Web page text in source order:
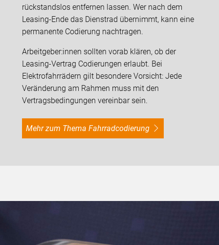
rückstandslos entfernen lassen. Wer nach dem
Leasing-Ende das Dienstrad übernimmt, kann eine
permanente Codierung nachtragen.
Arbeitgeber:innen sollten vorab klären, ob der
Leasing-Vertrag Codierungen erlaubt. Bei
Elektrofahrrädern gilt besondere Vorsicht: Jede
Veränderung am Rahmen muss mit den
Vertragsbedingungen vereinbar sein.
Mehr zum Thema Fahrradcodierung